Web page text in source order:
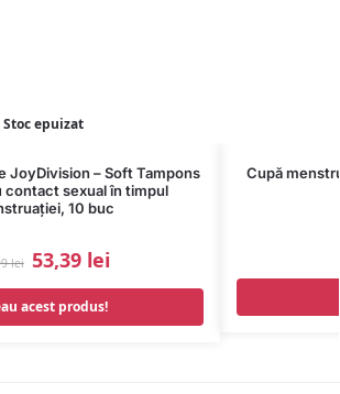
Stoc epuizat
JoyDivision – Soft Tampons
contact sexual în timpul
10 buc
lei 53,39 lei
acest produs!
Cupă